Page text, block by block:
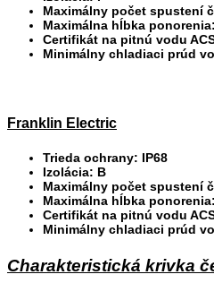
Maximálny počet spustení
Maximálna hĺbka
Certifikát na pitnú vodu
Minimálny chladiaci prúd
Franklin Electric
Trieda ochrany: IP68
Izolácia: B
Maximálny počet spustení
Maximálna hĺbka
Certifikát na pitnú vodu
Minimálny chladiaci prúd
Charakteristická krivka